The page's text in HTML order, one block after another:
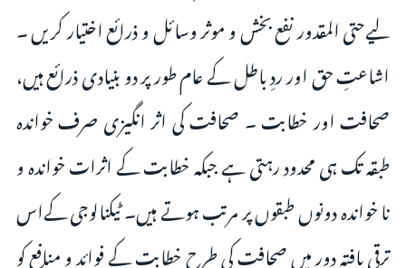
لیےحتی المقدور نفع بخش و موثر وسائل و ذرائع اختیار کریں ۔
اشاعتِ حق اور ردِ باطل کے عام طور پر دو بنیادی ذرائع ہیں،
صحافت اور خطابت ۔ صحافت کی اثر انگیزی صرف خواندہ
طبقہ تک ہی محدود رہتی ہے جبکہ خطابت کے اثرات خواندہ و
نا خواندہ دونوں طبقوں پر مرتب ہوتے ہیں۔ ٹیکنالوجی کےاس
ترقی یافتہ دور میں صحافت کی طرح خطابت کے فوائد و منافع کو